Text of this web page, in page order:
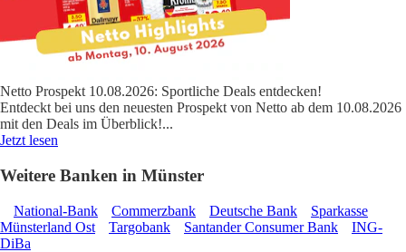
Netto Prospekt 10.08.2026: Sportliche Deals entdecken!
Entdeckt bei uns den neuesten Prospekt von Netto ab dem 10.08.2026
mit den Deals im Überblick!...
Jetzt lesen
Weitere Banken in Münster
National-Bank Commerzbank Deutsche Bank
Sparkasse
Münsterland Ost
Targobank Santander Consumer Bank
ING-
DiBa